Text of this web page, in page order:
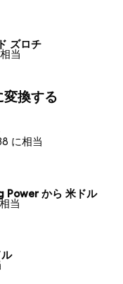
ズロチ
当
変換する
に相当
から 米ドル
当